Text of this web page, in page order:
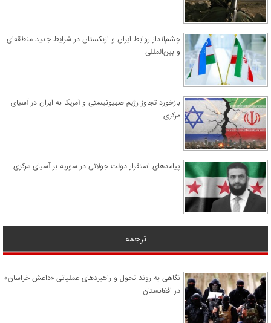
چشم‌انداز روابط ایران و ازبکستان در شرایط جدید منطقه‌ای
و بین‌المللی
​بازخورد تجاوز رژیم صهیونیستی و آمریکا به ایران در آسیای
مرکزی
پیامدهای استقرار دولت جولانی در سوریه بر آسیای مرکزی
ترجمه
نگاهی به روند تحول و راهبردهای عملیاتی «داعش خراسان»
در افغانستان